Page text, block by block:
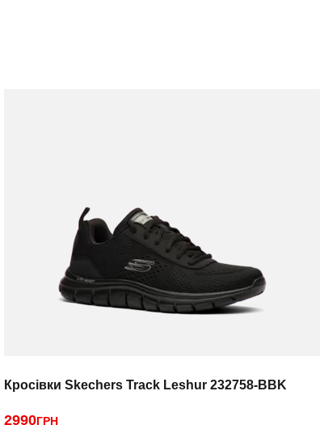
Кросівки Skechers Track Leshur 232758-BBK
2990ГРН